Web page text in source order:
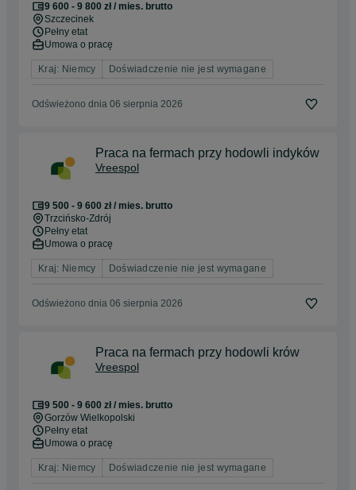
9 600 - 9 800 zł / mies. brutto
Szczecinek
Pełny etat
Umowa o pracę
Kraj: Niemcy Doświadczenie nie jest wymagane
Odświeżono dnia 06 sierpnia 2026
Praca na fermach przy hodowli indyków
Vreespol
9 500 - 9 600 zł / mies. brutto
Trzcińsko-Zdrój
Pełny etat
Umowa o pracę
Kraj: Niemcy Doświadczenie nie jest wymagane
Odświeżono dnia 06 sierpnia 2026
Praca na fermach przy hodowli krów
Vreespol
9 500 - 9 600 zł / mies. brutto
Gorzów Wielkopolski
Pełny etat
Umowa o pracę
Kraj: Niemcy Doświadczenie nie jest wymagane